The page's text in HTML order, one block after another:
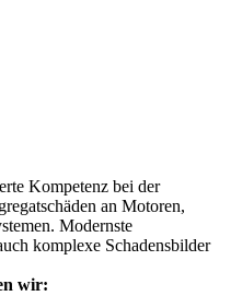
Kompetenz bei der
an Motoren,
Modernste
komplexe Schadensbilder
wir: